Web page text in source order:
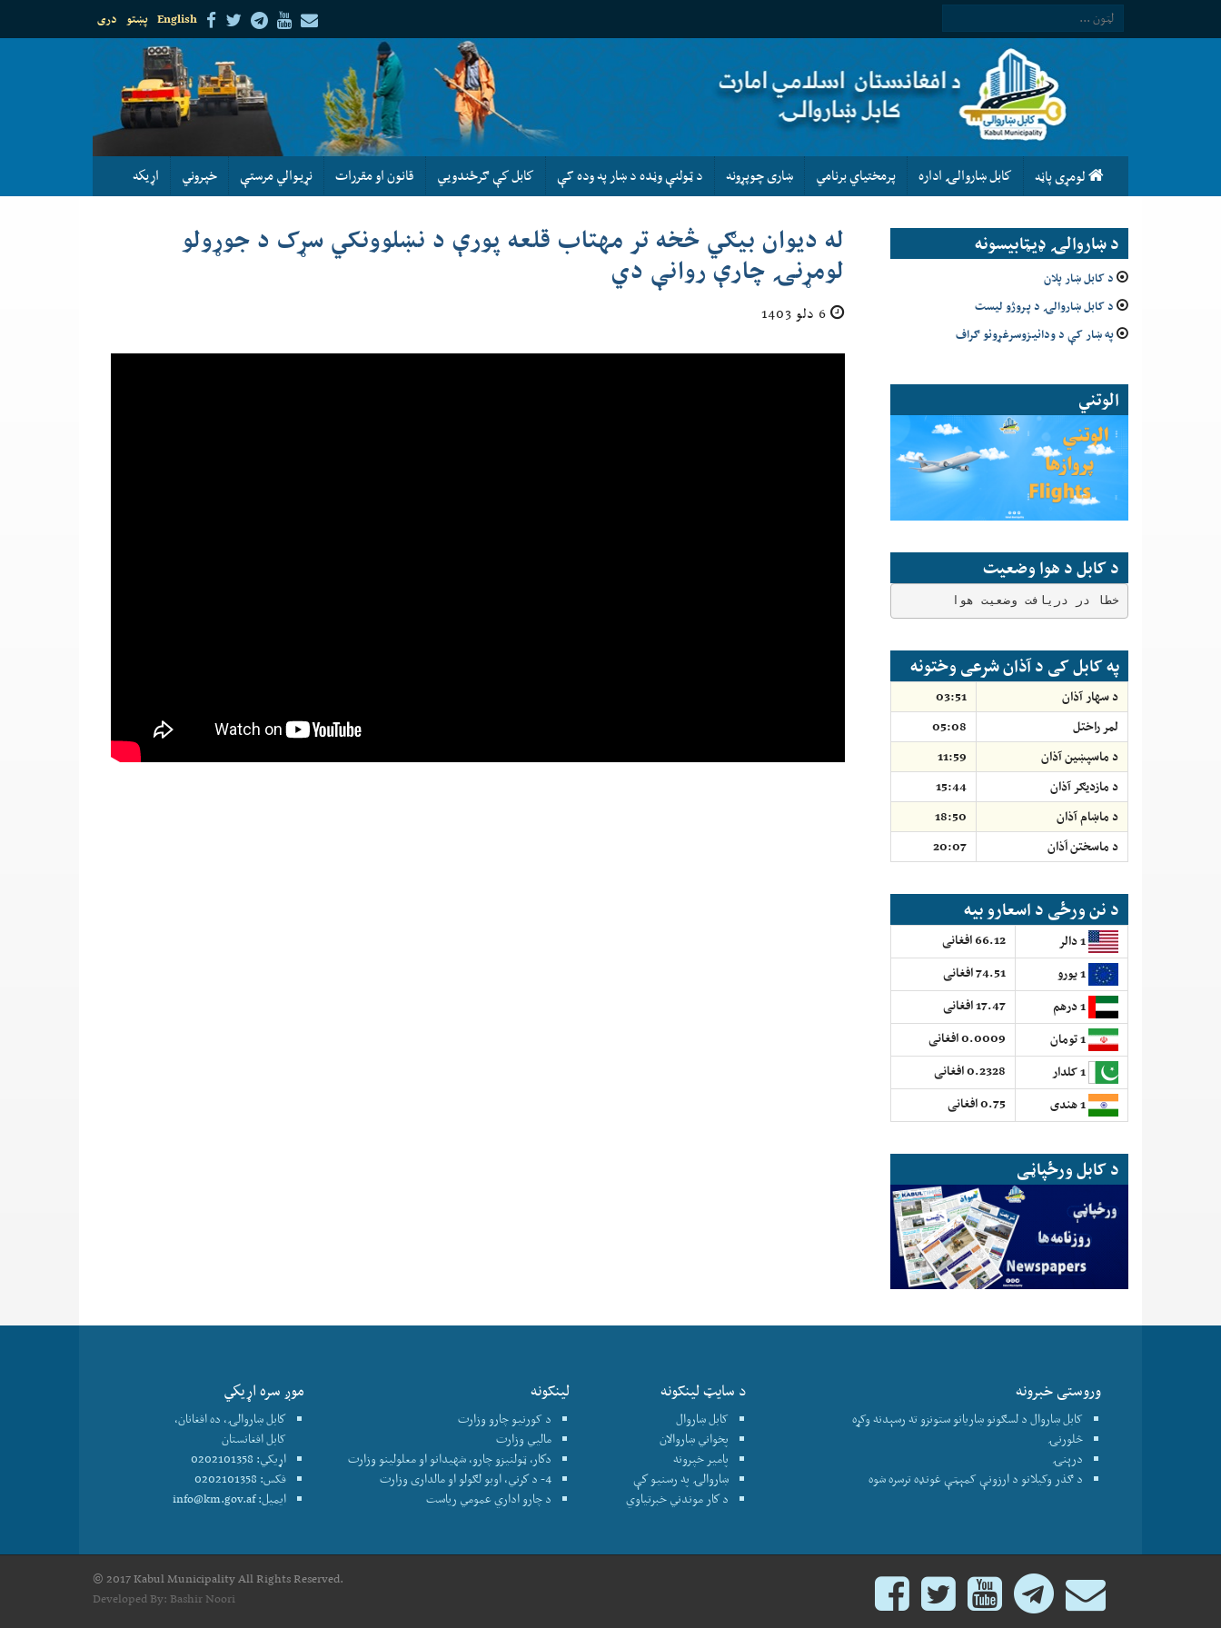
دری پښتو English
لومړى پاڼه كابل ښاروالۍ اداره پرمختیاي برنامي ښاری چوپړونه د ټولنې وڼده د ښار په وده کې كابل كې ګرځندويي قانون او مقررات نړيوالي مرستې خپروني اړيكه
د ښاروالۍ ډيټابيسونه
د کابل ښار پلان
د کابل ښاروالۍ د پروژو لیست
په ښار کې د ودانیزوسرغړونو ګراف
الوتني
د کابل د هوا وضعیت
خطا در دریافت وضعیت هوا
په کابل کی د آذان شرعی وختونه
د سهار آذان
03:51
لمر راختل
05:08
د ماسپښين آذان
11:59
د مازديګر آذان
15:44
د ماښام آذان
18:50
د ماسختن اَذان
20:07
د نن ورځی د اسعارو بیه
66.12 افغانی
74.51 افغانی
17.47 افغانی
0.0009 افغانی
0.2328 افغانی
0.75 افغانی
د کابل ورځپاڼی
له دیوان بیګي څخه تر مهتاب قلعه پورې د نښلوونکي سړک د جوړولو
لومړنۍ چارې روانې دي
وروستی خبرونه
کابل ښاروال د لسګونو ښاریانو ستونزو ته رسېدنه وکړه
څلورنۍ
درېنۍ
د ګذر وکیلانو د ارزونې کمېټې غونډه ترسره شوه
د سایټ لینکونه
کابل ښاروال
پخواني ښاروالان
پامير خپرونه
ښاروالۍ په رسنيو كې
د كار موندني خبرتياوي
لینکونه
د کورنیو چارو وزارت
ماليي وزارت
دكار، ټولنيزو چارو، شهيدانو او معلولينو وزارت
4- د كرني، اوبو لګولو او مالداری وزارت
د چارو اداري عمومي رياست
موږ سره اړيكي
كابل ښاروالۍ، ده افغانان،
کابل افغانستان
اړیکي: 0202101358
فکس: 0202101358
ایمیل:info@km.gov.af
© 2017 Kabul Municipality All Rights Reserved.
Developed By: Bashir Noori